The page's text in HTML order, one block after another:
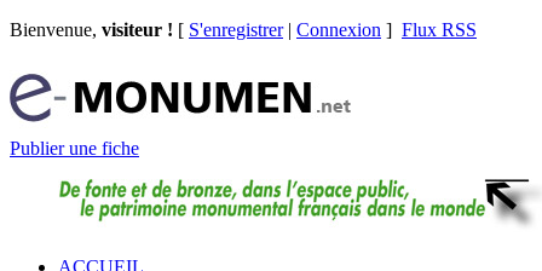
Bienvenue, visiteur ! [ S'enregistrer| Connexion ] Flux RSS
Publier une fiche
ACCUEIL